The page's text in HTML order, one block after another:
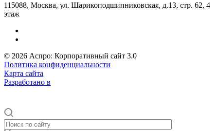
115088, Москва, ул. Шарикоподшипниковская, д.13, стр. 62, 4
этаж
© 2026 Аспро: Корпоративный сайт 3.0
Политика конфиденциальности
Карта сайта
Разработано в